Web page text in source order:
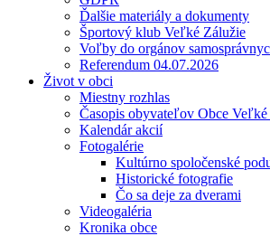
Ďalšie materiály a dokumenty
Športový klub Veľké Zálužie
Voľby do orgánov
Referendum 04.07.2026
Život v obci
Miestny rozhlas
Časopis obyvateľov Obce
Kalendár akcií
Fotogalérie
Kultúrno spoločenské
Historické fotografie
Čo sa deje za dverami
Videogaléria
Kronika obce